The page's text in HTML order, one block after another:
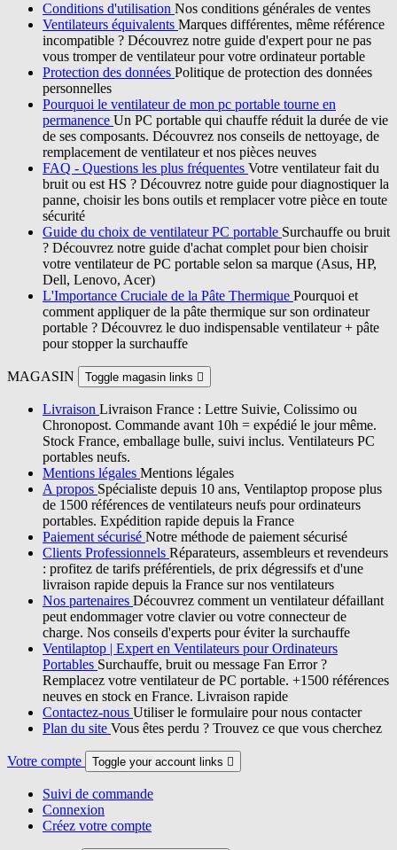
Conditions d'utilisation Nos conditions générales de ventes
Ventilateurs équivalents Marques différentes, même référence
incompatible ? Découvrez notre guide d'expert pour ne pas
vous tromper de ventilateur pour votre ordinateur portable
Protection des données Politique de protection des données
personnelles
Pourquoi le ventilateur de mon pc portable tourne en
permanence Un PC portable qui chauffe réduit la durée de vie
de ses composants. Découvrez nos conseils de nettoyage, de
remplacement de ventilateur et nos pièces neuves
FAQ - Questions les plus fréquentes Votre ventilateur fait du
bruit ou est HS ? Découvrez notre guide pour diagnostiquer la
panne, choisir les bons outils et remplacer votre pièce en toute
sécurité
Guide du choix de ventilateur PC portable Surchauffe ou bruit
? Découvrez notre guide d'achat complet pour bien choisir
votre ventilateur de PC portable selon sa marque (Asus, HP,
Dell, Lenovo, Acer)
L'Importance Cruciale de la Pâte Thermique Pourquoi et
comment appliquer de la pâte thermique sur son ordinateur
portable ? Découvrez le duo indispensable ventilateur + pâte
pour stopper la surchauffe
MAGASIN Toggle magasin links 
Livraison Livraison France : Lettre Suivie, Colissimo ou
Chronopost. Commande avant 10h = expédié le jour même.
Stock France, emballage bulle, suivi inclus. Ventilateurs PC
portables neufs.
Mentions légales Mentions légales
A propos Spécialiste depuis 10 ans, Ventilaptop propose plus
de 1500 références de ventilateurs neufs pour ordinateurs
portables. Expédition rapide depuis la France
Paiement sécurisé Notre méthode de paiement sécurisé
Clients Professionnels Réparateurs, assembleurs et revendeurs
: profitez de tarifs préférentiels, de prix dégressifs et d'une
livraison rapide depuis la France sur nos ventilateurs
Nos partenaires Découvrez comment un ventilateur défaillant
peut endommager votre clavier ou votre connecteur de
charge. Nos conseils d'experts pour éviter la surchauffe
Ventilaptop | Expert en Ventilateurs pour Ordinateurs
Portables Surchauffe, bruit ou message Fan Error ?
Remplacez votre ventilateur de PC portable. +1500 références
neuves en stock en France. Livraison rapide
Contactez-nous Utiliser le formulaire pour nous contacter
Plan du site Vous êtes perdu ? Trouvez ce que vous cherchez
Votre compte Toggle your account links 
Suivi de commande
Connexion
Créez votre compte